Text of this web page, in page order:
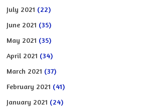
July 2021 (22)
June 2021 (35)
May 2021 (35)
April 2021 (34)
March 2021 (37)
February 2021 (41)
January 2021 (24)